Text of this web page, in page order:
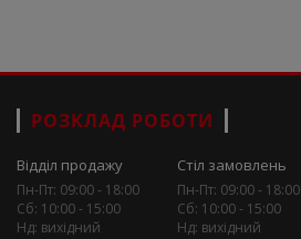
РОЗКЛАД РОБОТИ
Відділ продажу
Пн-Пт: 09:00 - 18:00
Сб: 10:00 - 15:00
Нд: вихідний
Стіл замовлень
Пн-Пт: 09:00 - 18:00
Сб: 10:00 - 15:00
Нд: вихідний